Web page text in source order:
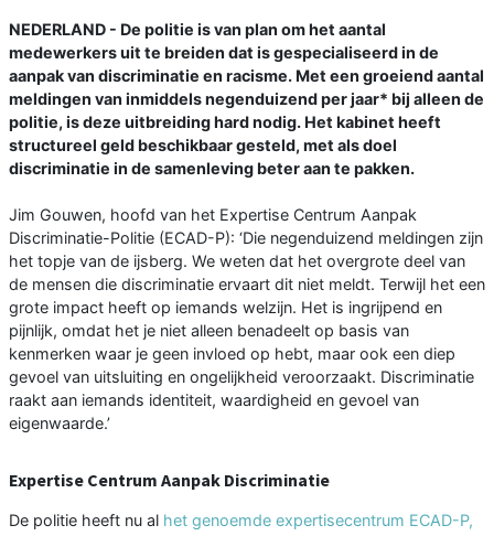
NEDERLAND - De politie is van plan om het aantal
medewerkers uit te breiden dat is gespecialiseerd in de
aanpak van discriminatie en racisme. Met een groeiend aantal
meldingen van inmiddels negenduizend per jaar* bij alleen de
politie, is deze uitbreiding hard nodig. Het kabinet heeft
structureel geld beschikbaar gesteld, met als doel
discriminatie in de samenleving beter aan te pakken.
Jim Gouwen, hoofd van het Expertise Centrum Aanpak
Discriminatie-Politie (ECAD-P): ‘Die negenduizend meldingen zijn
het topje van de ijsberg. We weten dat het overgrote deel van
de mensen die discriminatie ervaart dit niet meldt. Terwijl het een
grote impact heeft op iemands welzijn. Het is ingrijpend en
pijnlijk, omdat het je niet alleen benadeelt op basis van
kenmerken waar je geen invloed op hebt, maar ook een diep
gevoel van uitsluiting en ongelijkheid veroorzaakt. Discriminatie
raakt aan iemands identiteit, waardigheid en gevoel van
eigenwaarde.’
Expertise Centrum Aanpak Discriminatie
De politie heeft nu al het genoemde expertisecentrum ECAD-P,